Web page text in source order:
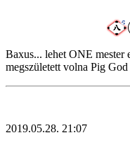
Baxus... lehet ONE mester
megszületett volna Pig God
2019.05.28. 21:07